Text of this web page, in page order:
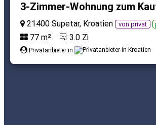
3-Zimmer-Wohnung zum
21400 Supetar, Kroatien von privat
77 m² 3.0 Zi
Privatanbieter in